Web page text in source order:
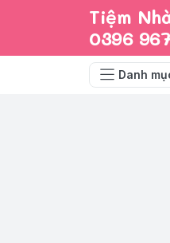
Tiệm
0396
Danh